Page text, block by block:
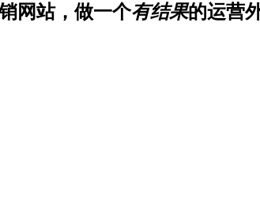
网站，做一个有结果的运营